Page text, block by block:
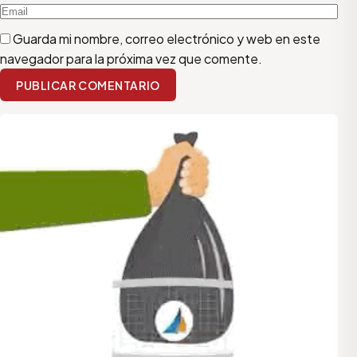
Guarda mi nombre, correo electrónico y web en este
navegador para la próxima vez que comente.
PUBLICAR COMENTARIO